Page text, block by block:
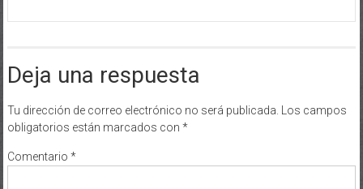
Deja una respuesta
Tu dirección de correo electrónico no será publicada. Los campos
obligatorios están marcados con *
Comentario *